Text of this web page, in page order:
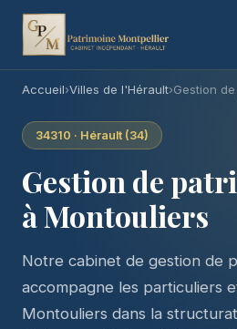
Accueil›Villes de l'Hérault›Gestion
34310 · Hérault (34)
Gestion de
à Montouliers
Notre cabinet de gestion de
accompagne les particuliers
Montouliers dans la